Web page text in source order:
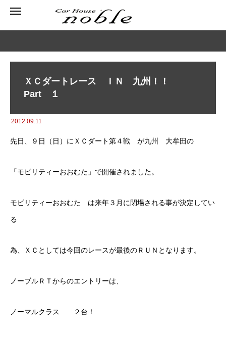
ＸＣダートレース ＩＮ 九州！！
Part １
2012.09.11
先日、９日（日）にＸＣダート第４戦 が九州 大牟田の
「モビリティーおおむた」で開催されました。
モビリティーおおむた は来年３月に閉場される事が決定してい
る
為、ＸＣとしては今回のレースが最後のＲＵＮとなります。
ノーブルＲＴからのエントリーは、
ノーマルクラス ２台！